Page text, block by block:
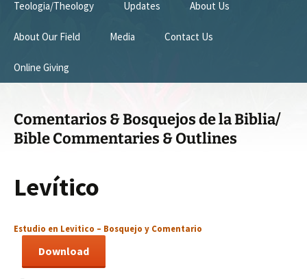
Teologia/Theology Updates About Us
Mission
Statement of Faith
About Our Field Media
Prayer Card
Contact Us
Online Giving
Comentarios & Bosquejos de la Biblia/
Bible Commentaries & Outlines
Levítico
Estudio en Levitico – Bosquejo y Comentario
Download